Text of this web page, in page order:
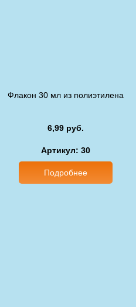
Флакон 30 мл из полиэтилена
6,99 руб.
Артикул: 30
Подробнее